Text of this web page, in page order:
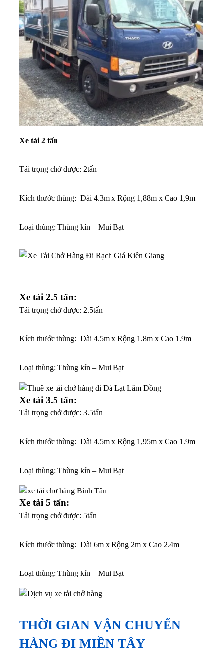
Xe tải 2 tấn
Tải trọng chở được: 2tấn
Kích thước thùng: Dài 4.3m x Rộng 1,88m x Cao 1,9m
Loại thùng: Thùng kín – Mui Bạt
Xe tải 2.5 tấn:
Tải trọng chở được: 2.5tấn
Kích thước thùng: Dài 4.5m x Rộng 1.8m x Cao 1.9m
Loại thùng: Thùng kín – Mui Bạt
Xe tải 3.5 tấn:
Tải trọng chở được: 3.5tấn
Kích thước thùng: Dài 4.5m x Rộng 1,95m x Cao 1.9m
Loại thùng: Thùng kín – Mui Bạt
Xe tải 5 tấn:
Tải trọng chở được: 5tấn
Kích thước thùng: Dài 6m x Rộng 2m x Cao 2.4m
Loại thùng: Thùng kín – Mui Bạt
THỜI GIAN VẬN CHUYỂN
HÀNG ĐI MIỀN TÂY